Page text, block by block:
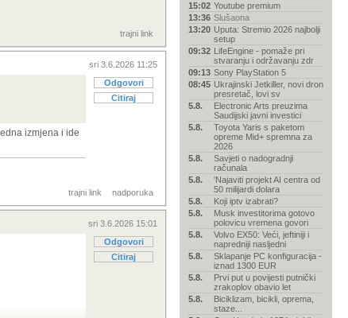
trajni link
sri 3.6.2026 11:25
Odgovori
Citiraj
izmjena i ide
trajni link nadporuka
sri 3.6.2026 15:01
Odgovori
Citiraj
15:02 Youtube premium
13:36 Slušaona
13:20 Uputa: Stremio 2026 najbolji
setup
09:32 LifeEngine - pomaže pri
stvaranju i održavanju zdr
09:13 Sony PlayStation 5
08:45 Ukrajinski Jetkiller, novi dron
presretač, lovi sv
5.8.
Electronic Arts preuzima
Saudijski javni investici
5.8.
Toyota Yaris s paketom
opreme Mid+ spremna za
2026
5.8.
Savjeti o nadogradnji
računala
5.8.
'Najaviti projekt AI centra od
50 milijardi dolara
5.8.
Koji iptv izabrati?
5.8.
Musk investitorima gotovo
polovicu vremena govori
5.8.
Volvo EX50: Veći, jeftiniji i
napredniji nasljedni
5.8.
Sklapanje PC konfiguracija -
iznad 1300 EUR
5.8.
Prvi put u povijesti putnički
zrakoplov obavio let
5.8.
Biciklizam, bicikli, oprema,
staze...